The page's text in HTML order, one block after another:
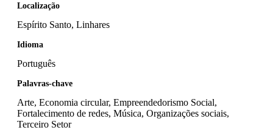
Localização
Espírito Santo, Linhares
Idioma
Português
Palavras-chave
Arte, Economia circular, Empreendedorismo Social,
Fortalecimento de redes, Música, Organizações sociais,
Terceiro Setor